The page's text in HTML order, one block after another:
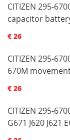
CITIZEN 295-
capacitor
€ 26
CITIZEN 295-
670M
€ 26
CITIZEN 295-
G671 J620 J621